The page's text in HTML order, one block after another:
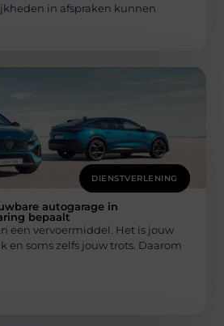
in afspraken kunnen
DIENSTVERLENING
autogarage in
bepaalt
een vervoermiddel. Het is jouw
en soms zelfs jouw trots. Daarom